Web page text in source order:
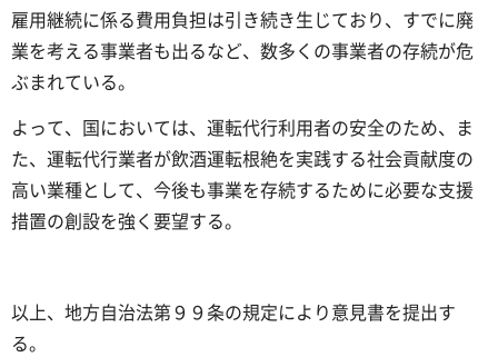
雇用継続に係る費用負担は引き続き生じており、すでに廃
業を考える事業者も出るなど、数多くの事業者の存続が危
ぶまれている。
よって、国においては、運転代行利用者の安全のため、ま
た、運転代行業者が飲酒運転根絶を実践する社会貢献度の
高い業種として、今後も事業を存続するために必要な支援
措置の創設を強く要望する。
以上、地方自治法第９９条の規定により意見書を提出す
る。